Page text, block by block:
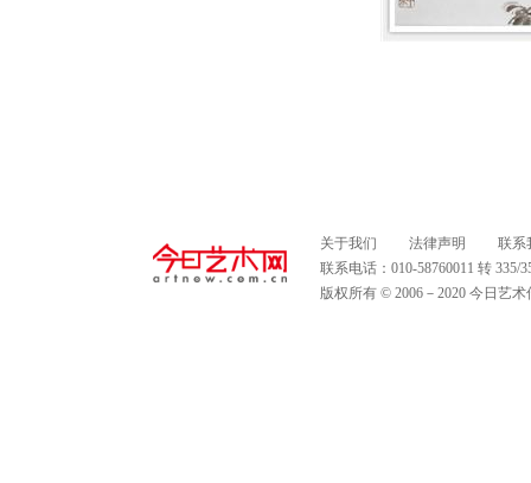
关于我们 法律声明
联系
联系电话：010-58760011 转
版权所有 © 2006－2020 今日艺